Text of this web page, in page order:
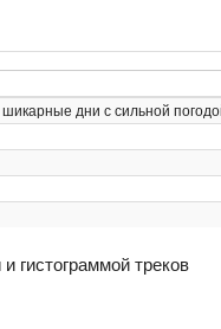
дни с сильной
гистограммой треков